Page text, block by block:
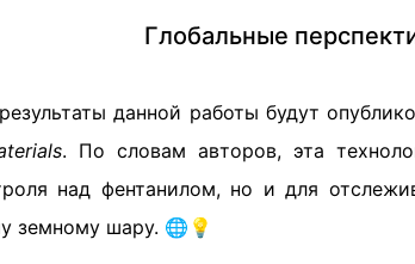
Глобальные
данной работы будут
. По словам авторов, эта
над фентанилом, но и для
земному шару. 🌐💡